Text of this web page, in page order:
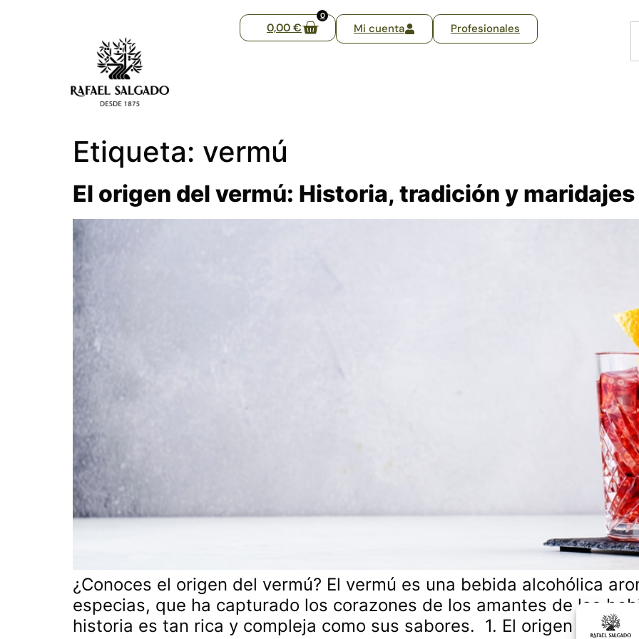
0,00 €
0
Mi cuenta Profesionales
Etiqueta: vermú
El origen del vermú: Historia, tradición y
¿Conoces el origen del vermú? El vermú es una bebida alcohólica
especias, que ha capturado los corazones de los amantes de las
historia es tan rica y compleja como sus sabores. 1. El origen del